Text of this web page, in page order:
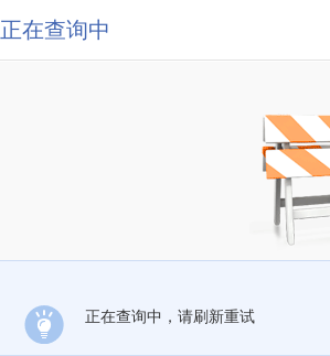
正在查询中
正在查询中，请刷新重试